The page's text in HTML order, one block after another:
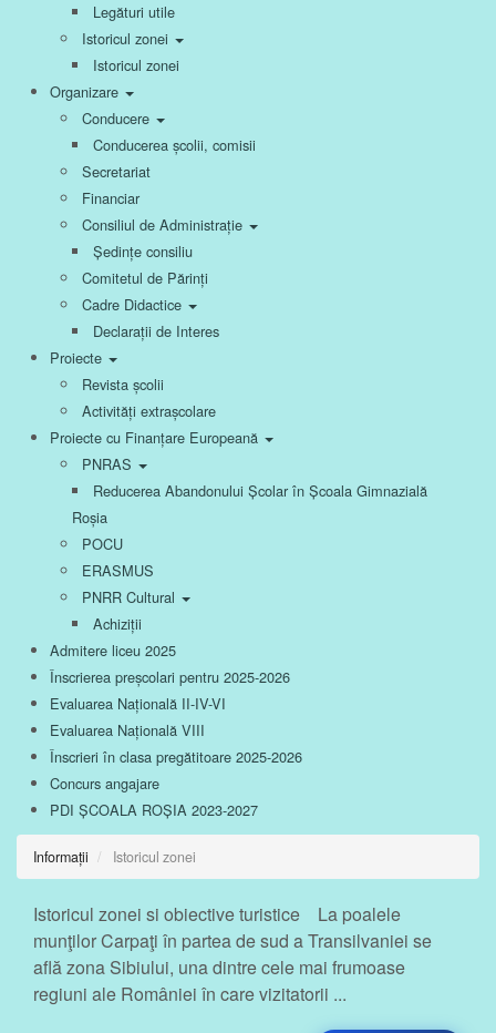
Legături utile
Istoricul zonei
Istoricul zonei
Organizare
Conducere
Conducerea școlii, comisii
Secretariat
Financiar
Consiliul de Administrație
Ședințe consiliu
Comitetul de Părinți
Cadre Didactice
Declarații de Interes
Proiecte
Revista școlii
Activități extrașcolare
Proiecte cu Finanțare Europeană
PNRAS
Reducerea Abandonului Școlar în Școala Gimnazială
Roșia
POCU
ERASMUS
PNRR Cultural
Achiziții
Admitere liceu 2025
Înscrierea preșcolari pentru 2025-2026
Evaluarea Națională II-IV-VI
Evaluarea Națională VIII
Înscrieri în clasa pregătitoare 2025-2026
Concurs angajare
PDI ȘCOALA ROȘIA 2023-2027
Informații Istoricul zonei
Istoricul zonei si obiective turistice La poalele
munţilor Carpaţi în partea de sud a Transilvaniei se
află zona Sibiului, una dintre cele mai frumoase
regiuni ale României în care vizitatorii ...